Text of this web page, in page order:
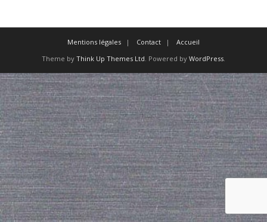
Mentions légales Contact
Accueil
Theme by Think Up Themes Ltd . Powered by WordPress